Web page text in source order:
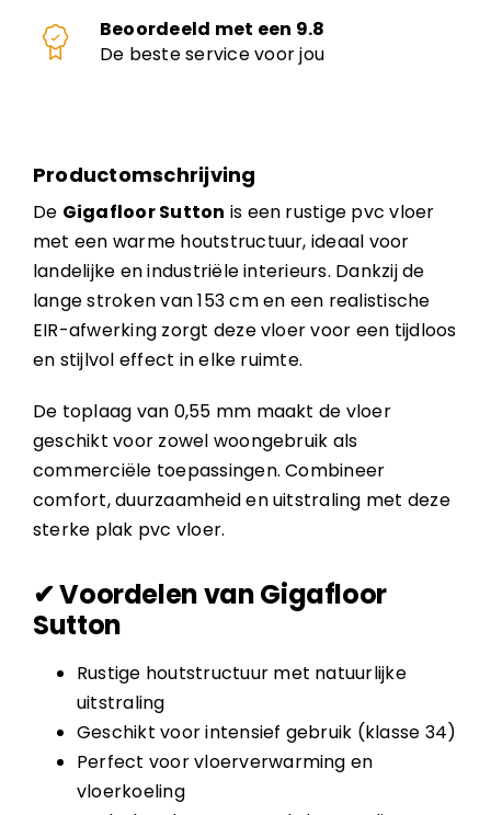
Beoordeeld met een 9.8
De beste service voor jou
Productomschrijving
De Gigafloor Sutton is een rustige pvc vloer
met een warme houtstructuur, ideaal voor
landelijke en industriële interieurs. Dankzij de
lange stroken van 153 cm en een realistische
EIR-afwerking zorgt deze vloer voor een tijdloos
en stijlvol effect in elke ruimte.
De toplaag van 0,55 mm maakt de vloer
geschikt voor zowel woongebruik als
commerciële toepassingen. Combineer
comfort, duurzaamheid en uitstraling met deze
sterke plak pvc vloer.
✔ Voordelen van Gigafloor
Sutton
Rustige houtstructuur met natuurlijke
uitstraling
Geschikt voor intensief gebruik (klasse 34)
Perfect voor vloerverwarming en
vloerkoeling